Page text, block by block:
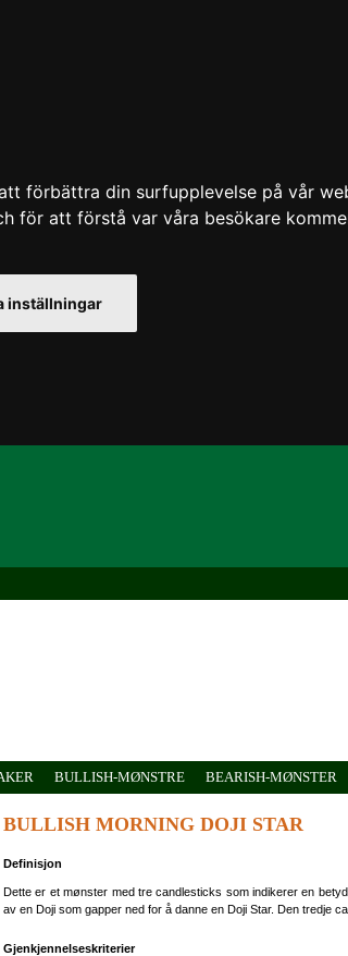
förbättra din surfupplevelse på vår
för att förstå var våra besökare
inställningar
BULLISH-MØNSTRE BEARISH-MØNSTER
BULLISH MORNING DOJI STAR
Definisjon
Dette er et mønster med tre candlesticks som indikerer en
av en Doji som gapper ned for å danne en Doji Star. Den tredje
Gjenkjennelseskriterier